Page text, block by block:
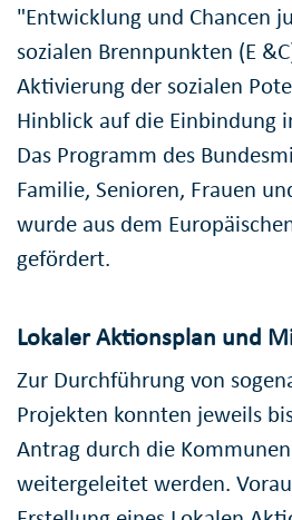
"Entwicklung und Chancen
sozialen Brennpunkten (E
Aktivierung der sozialen
Hinblick auf die Einbindung
Das Programm des
Familie, Senioren, Frauen
wurde aus dem
gefördert.
Lokaler Aktionsplan und
Zur Durchführung von
Projekten konnten jeweils
Antrag durch die
weitergeleitet werden.